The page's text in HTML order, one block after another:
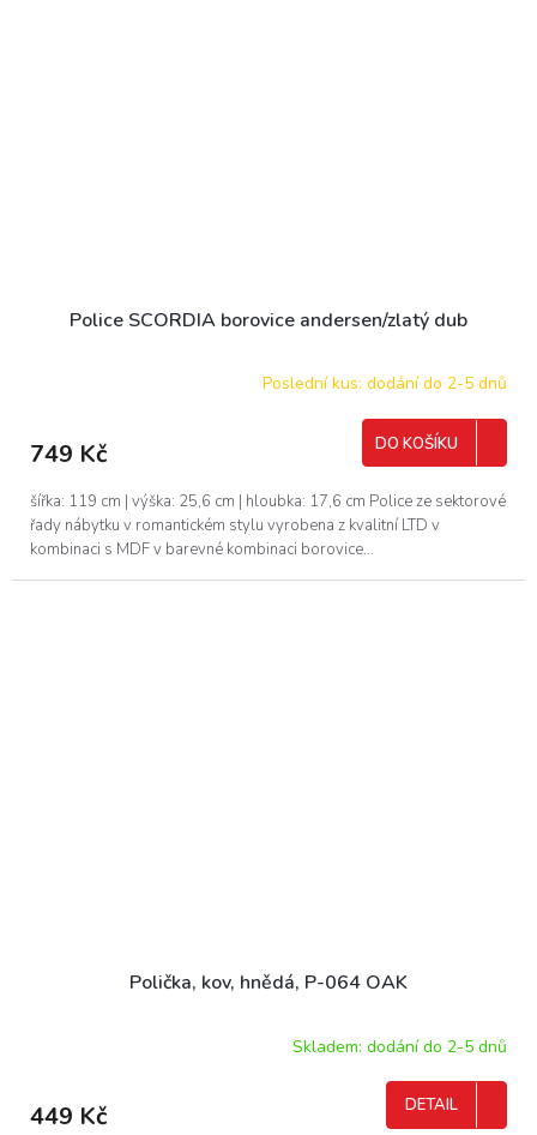
Police SCORDIA borovice andersen/zlatý dub
Poslední kus: dodání do 2-5 dnů
749 Kč DO KOŠÍKU
šířka: 119 cm | výška: 25,6 cm | hloubka: 17,6 cm Police ze sektorové
řady nábytku v romantickém stylu vyrobena z kvalitní LTD v
kombinaci s MDF v barevné kombinaci borovice...
Polička, kov, hnědá, P-064 OAK
Skladem: dodání do 2-5 dnů
449 Kč DETAIL